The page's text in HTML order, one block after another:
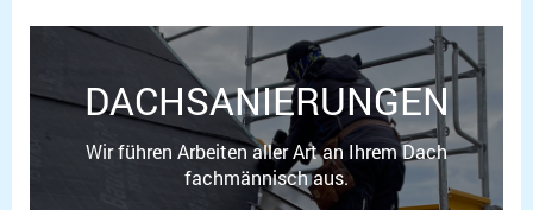
DACHSANIERUNGEN
Wir führen Arbeiten aller Art an Ihrem Dach
fachmännisch aus.